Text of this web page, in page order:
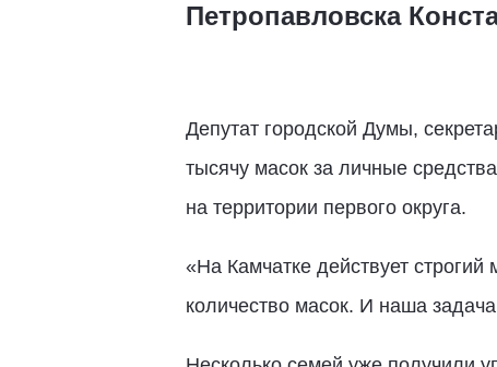
Петропавловска
Депутат городской Думы,
тысячу масок за личные
на территории первого округа.
«На Камчатке действует
количество масок. И наша